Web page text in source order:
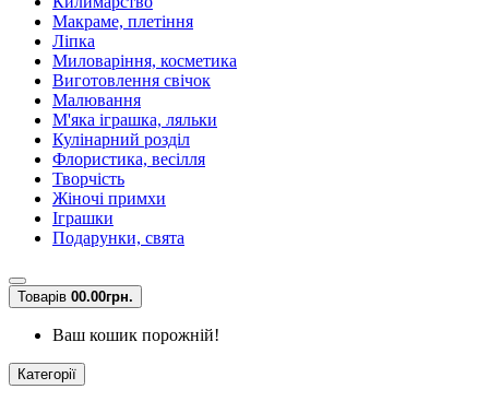
Макраме, плетіння
Ліпка
Миловаріння, косметика
Виготовлення свічок
Малювання
М'яка іграшка, ляльки
Кулінарний розділ
Флористика, весілля
Творчість
Жіночі примхи
Іграшки
Подарунки, свята
Товарів 00.00грн.
Ваш кошик порожній!
Категорії